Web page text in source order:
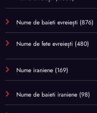
Nume de baieti evreiești (876)
Nume de fete evreiești (480)
Nume iraniene (169)
Nume de baieti iraniene (98)